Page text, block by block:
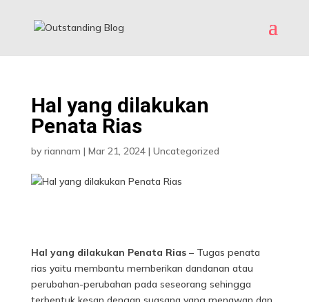
Hal yang dilakukan
Penata Rias
by riannam | Mar 21, 2024| Uncategorized
Hal yang dilakukan Penata Rias– Tugas penata
rias yaitu membantu memberikan dandanan atau
perubahan-perubahan pada seseorang sehingga